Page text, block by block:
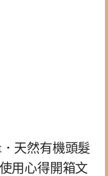
天然有機頭髮
用心得開箱文